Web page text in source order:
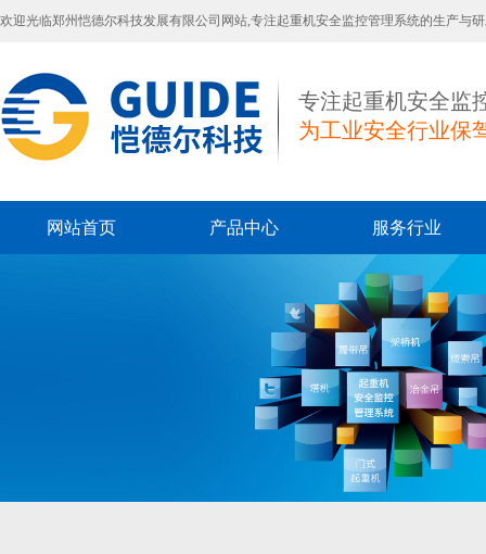
欢迎光临郑州恺德尔科技发展有限公司网站,专注起重机安全监控管理系统的生产与
专注起重机安全监
为工业安全行业保
网站首页 产品中心 服务行业